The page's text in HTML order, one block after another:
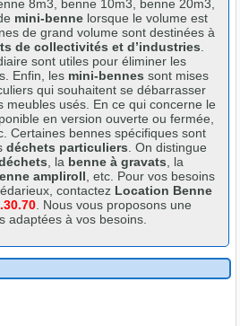
8m3, benne 10m3, benne 20m3,
mini-benne lorsque le volume est
de grand volume sont destinées à
de collectivités et d’industries
sont utiles pour éliminer les
Enfin, les mini-bennes sont mises
qui souhaitent se débarrasser
meubles usés. En ce qui concerne le
en version ouverte ou fermée,
Certaines bennes spécifiques sont
déchets particuliers . On distingue
, la benne à gravats , la
ampliroll , etc. Pour vos besoins
contactez Location Benne
. Nous vous proposons une
adaptées à vos besoins.